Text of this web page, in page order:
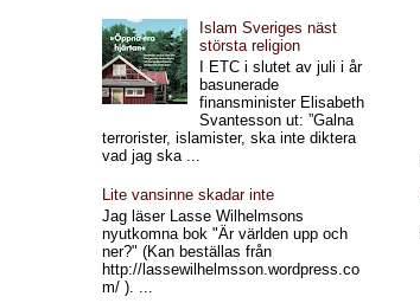
Islam Sveriges näst
största religion
I ETC i slutet av juli i år
basunerade
finansminister Elisabeth
Svantesson ut: ”Galna
terrorister, islamister, ska inte diktera
vad jag ska ...
Lite vansinne skadar inte
Jag läser Lasse Wilhelmsons
nyutkomna bok "Är världen upp och
ner?" (Kan beställas från
http://lassewilhelmsson.wordpress.co
m/ ). ...